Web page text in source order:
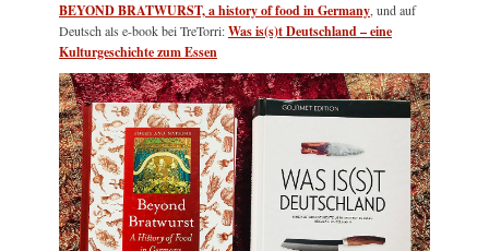
BEYOND BRATWURST, a history of food in Germany, und auf
Deutsch als e-book bei TreTorri:Was is(s)t Deutschland – eine
Kulturgeschichte zum Essen